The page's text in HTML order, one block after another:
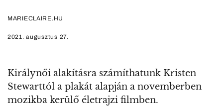
MARIECLAIRE.HU
2021. augusztus 27.
Királynői alakításra számíthatunk Kristen
Stewarttól a plakát alapján a novemberben
mozikba kerülő életrajzi filmben.